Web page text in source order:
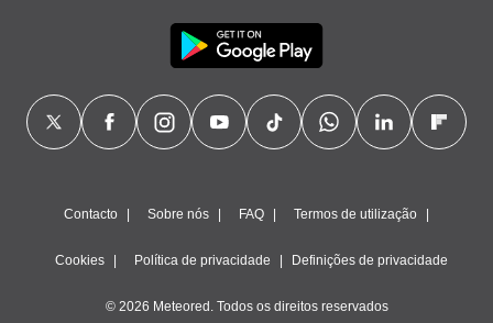
Contacto Sobre nós FAQ Termos de utilização
Cookies Política de privacidade Definições de privacidade
© 2026 Meteored. Todos os direitos reservados